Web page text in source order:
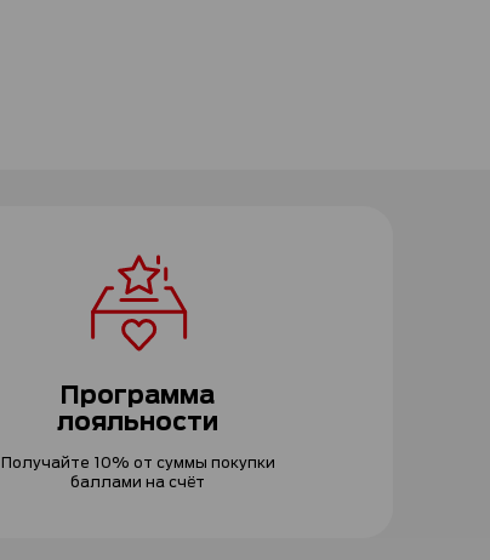
Программа
лояльности
Получайте 10% от суммы покупки
баллами на счёт